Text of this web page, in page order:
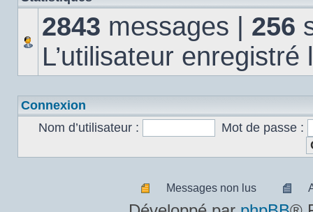
2843 messages | 256
L’utilisateur
Connexion
Nom d’utilisateur :
Mot de passe :
Messages
Messages non lus